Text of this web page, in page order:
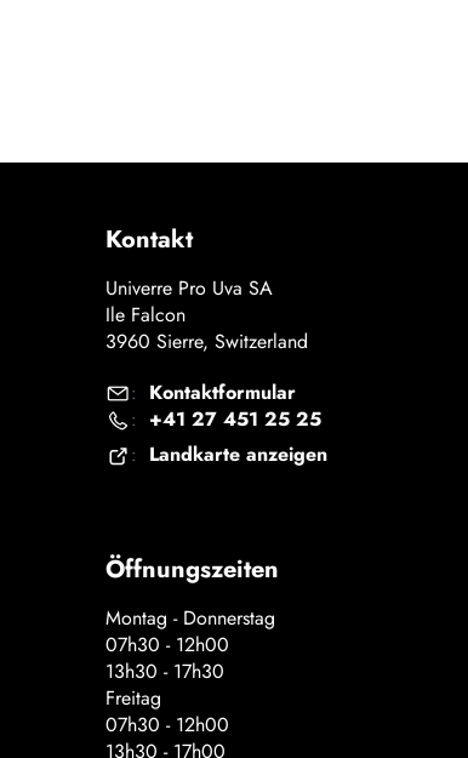
Kontakt
Univerre Pro Uva SA
Ile Falcon
3960 Sierre, Switzerland
: Kontaktformular
: +41 27 451 25 25
: Landkarte anzeigen
Öffnungszeiten
Montag - Donnerstag
07h30 - 12h00
13h30 - 17h30
Freitag
07h30 - 12h00
13h30 - 17h00